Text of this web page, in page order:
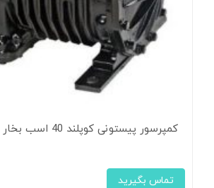
کمپرسور پیستونی کوپلند 40 اسب بخار سه فاز (6SJ-4000)
تماس بگیرید